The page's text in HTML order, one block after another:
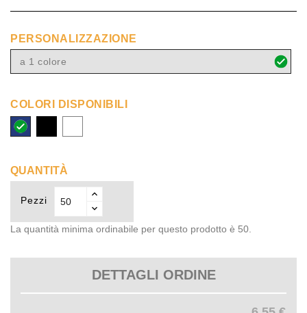
PERSONALIZZAZIONE
a 1 colore
COLORI DISPONIBILI
royal
blu
QUANTITÀ
Pezzi
La quantità minima ordinabile per questo prodotto è 50.
DETTAGLI ORDINE